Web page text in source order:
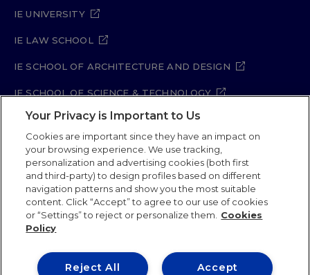
IE UNIVERSITY
IE LAW SCHOOL
IE SCHOOL OF ARCHITECTURE AND DESIGN
IE SCHOOL OF SCIENCE & TECHNOLOGY
IE SCHOOL OF ARTS & HUMANITIES
Legal Notice Privacy Policy
Cookie Policy
Security Policy
Student Academic Standards
Compliance Channel
Site Map
IE University 2026
Your Privacy is Important to Us
Cookies are important since they have an impact on
your browsing experience. We use tracking,
personalization and advertising cookies (both first
and third-party) to design profiles based on different
navigation patterns and show you the most suitable
content. Click “Accept” to agree to our use of cookies
or “Settings” to reject or personalize them.
Cookies
Policy
Accept
Reject All